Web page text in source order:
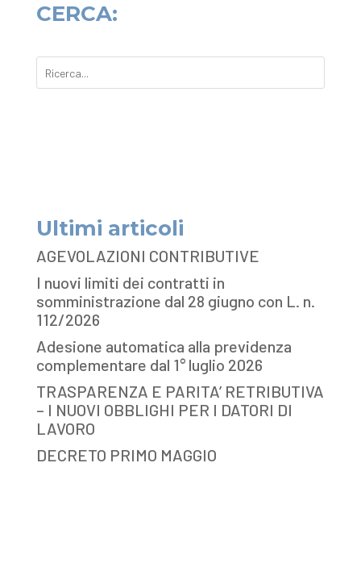
CERCA:
Ultimi articoli
AGEVOLAZIONI CONTRIBUTIVE
I nuovi limiti dei contratti in
somministrazione dal 28 giugno con L. n.
112/2026
Adesione automatica alla previdenza
complementare dal 1° luglio 2026
TRASPARENZA E PARITA’ RETRIBUTIVA
– I NUOVI OBBLIGHI PER I DATORI DI
LAVORO
DECRETO PRIMO MAGGIO